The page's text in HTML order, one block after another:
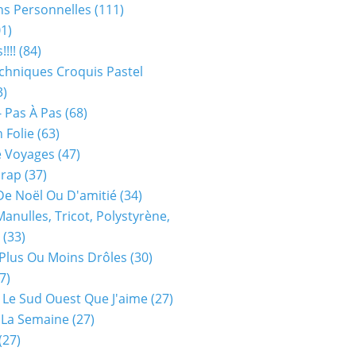
Personnelles (111)
(84)
Croquis Pastel
À Pas (68)
Folie(63)
Voyages (47)
(37)
Noël Ou D'amitié(34)
Tricot, Polystyrène,
(33)
Ou Moins Drôles (30)
Sud Ouest Que J'aime(27)
Semaine(27)